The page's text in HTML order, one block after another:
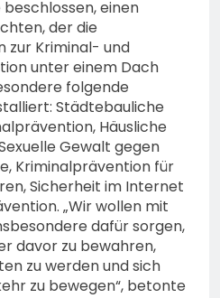
einen
der die
zur Kriminal- und
unter einem Dach
folgende
Städtebauliche
Häusliche
Gewalt gegen
Kriminalprävention für
Sicherheit im Internet
„Wir wollen mit
dafür sorgen,
davor zu bewahren,
zu werden und sich
zu bewegen“, betonte